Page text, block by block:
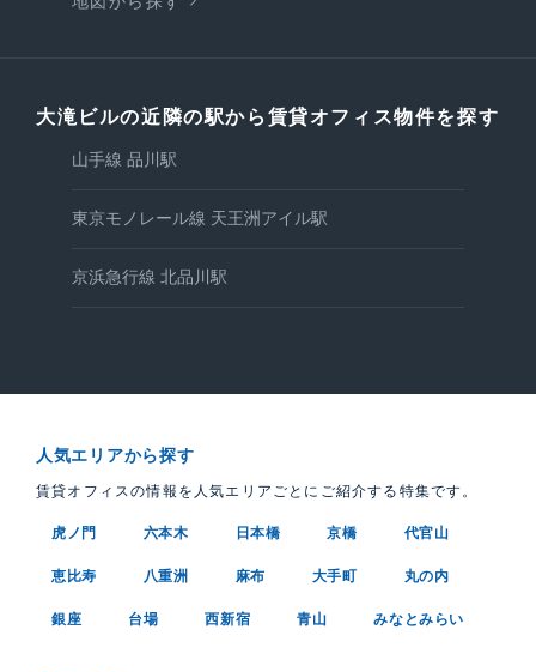
大滝ビルの近隣の駅から賃貸オフィス物件を探す
山手線 品川駅
東京モノレール線 天王洲アイル駅
京浜急行線 北品川駅
人気エリアから探す
賃貸オフィスの情報を人気エリアごとにご紹介する特集です。
虎ノ門 六本木 日本橋 京橋 代官山
恵比寿 八重洲 麻布 大手町 丸の内
銀座 台場 西新宿 青山 みなとみらい